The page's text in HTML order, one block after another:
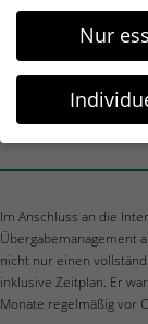
Im Anschluss an die
Übergabemanagement
nicht nur einen
inklusive Zeitplan. Er
Monate regelmäßig vor
Nur
Wenn Sie unter
Wir verwenden
Website. Einige
uns helfen, diese